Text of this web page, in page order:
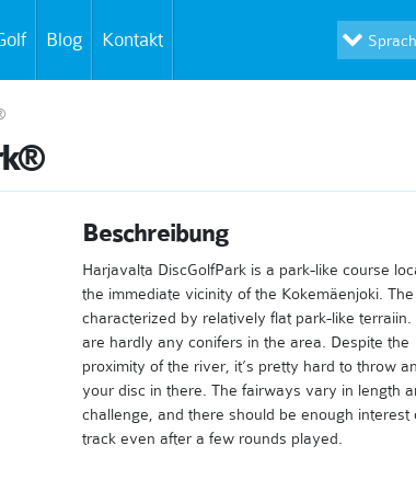
Blog Kontakt
Beschreibung
Harjavalta DiscGolfPark is a park-like course
the immediate vicinity of the Kokemäenjoki.
characterized by relatively flat park-like terraiin.
are hardly any conifers in the area. Despite the
proximity of the river, it’s pretty hard to throw
your disc in there. The fairways vary in length
challenge, and there should be enough interest
track even after a few rounds played.